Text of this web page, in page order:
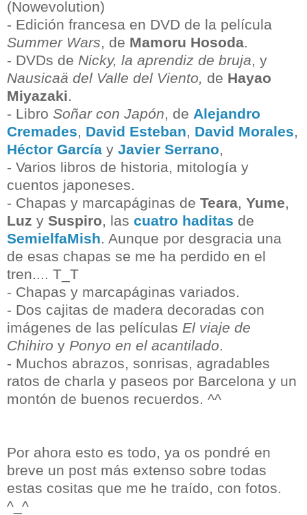
(Nowevolution)
- Edición francesa en DVD de la película
Summer Wars, de Mamoru Hosoda.
- DVDs de Nicky, la aprendiz de bruja, y
Nausicaä del Valle del Viento, de Hayao
Miyazaki.
- Libro Soñar con Japón, de Alejandro
Cremades, David Esteban, David Morales,
Héctor García y Javier Serrano,
- Varios libros de historia, mitología y
cuentos japoneses.
- Chapas y marcapáginas de Teara, Yume,
Luz y Suspiro, las cuatro haditas de
SemielfaMish. Aunque por desgracia una
de esas chapas se me ha perdido en el
tren.... T_T
- Chapas y marcapáginas variados.
- Dos cajitas de madera decoradas con
imágenes de las películas El viaje de
Chihiro y Ponyo en el acantilado.
- Muchos abrazos, sonrisas, agradables
ratos de charla y paseos por Barcelona y un
montón de buenos recuerdos. ^^
Por ahora esto es todo, ya os pondré en
breve un post más extenso sobre todas
estas cositas que me he traído, con fotos.
^_^